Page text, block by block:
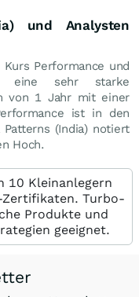
und Analysten
Performance und
eine sehr starke
von 1 Jahr mit einer
ist in den
(India) notiert
Hoch.
10 Kleinanlegern
Turbo-
Produkte und
geeignet.